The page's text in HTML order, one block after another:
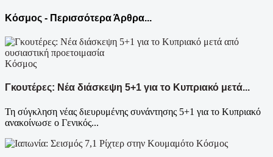
Κόσμος - Περισσότερα Άρθρα...
Κόσμος
Γκουτέρες: Νέα διάσκεψη 5+1 για το Κυπριακό μετά...
Τη σύγκληση νέας διευρυμένης συνάντησης 5+1 για το Κυπριακό
ανακοίνωσε ο Γενικός...
Κόσμος